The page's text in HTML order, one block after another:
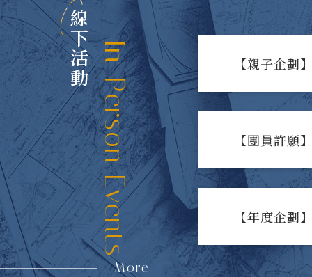
線下活動In-Person Events
More
【親子企劃
【團員許願
【年度企劃